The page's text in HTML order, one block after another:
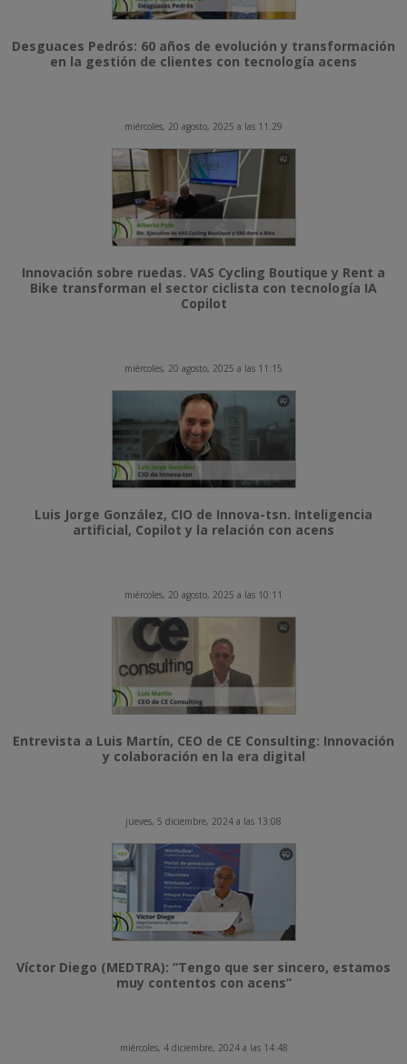
Desguaces Pedrós: 60 años de evolución y transformación
en la gestión de clientes con tecnología acens
miércoles, 20 agosto, 2025 a las 11:29
Innovación sobre ruedas. VAS Cycling Boutique y Rent a
Bike transforman el sector ciclista con tecnología IA
Copilot
miércoles, 20 agosto, 2025 a las 11:15
Luis Jorge González, CIO de Innova-tsn. Inteligencia
artificial, Copilot y la relación con acens
miércoles, 20 agosto, 2025 a las 10:11
Entrevista a Luis Martín, CEO de CE Consulting: Innovación
y colaboración en la era digital
jueves, 5 diciembre, 2024 a las 13:08
Víctor Diego (MEDTRA): “Tengo que ser sincero, estamos
muy contentos con acens”
miércoles, 4 diciembre, 2024 a las 14:48